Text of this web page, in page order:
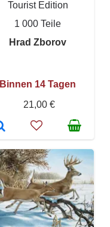
Tourist Edition
1 000 Teile
Hrad Zborov
Binnen 14 Tagen
21,00 €